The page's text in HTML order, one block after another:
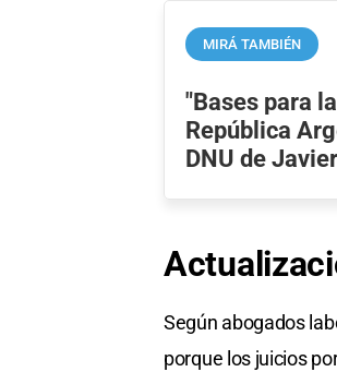
MIRÁ TAMBIÉN
"Bases para
República
DNU de
Según abogados
porque los juicios